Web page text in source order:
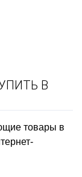
В
товары в